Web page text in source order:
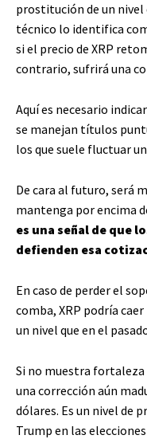
prostitución de un nivel
técnico lo identifica
si el precio de XRP
contrario, sufrirá una
Aquí es necesario
se manejan títulos
los que suele fluctuar
De cara al futuro, será
mantenga por encima
es una señal de que
defienden esa
En caso de perder el
comba, XRP podría
un nivel que en el
Si no muestra
una corrección aún
dólares. Es un nivel de
Trump en las